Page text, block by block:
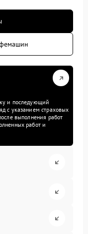
и последующий
с указанием страховых
выполнения работ
работ и